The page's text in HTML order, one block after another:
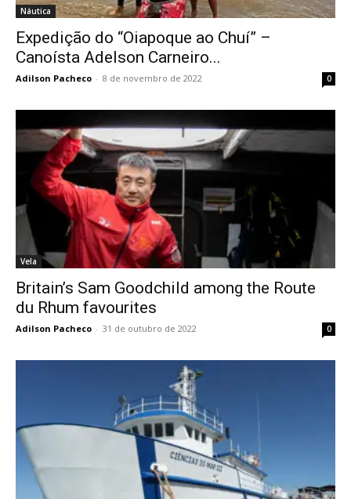
Náutica
Expedição do “Oiapoque ao Chuí” –
Canoísta Adelson Carneiro...
Adilson Pacheco - 8 de novembro de 2022 0
Vela
Britain’s Sam Goodchild among the Route
du Rhum favourites
Adilson Pacheco - 31 de outubro de 2022 0